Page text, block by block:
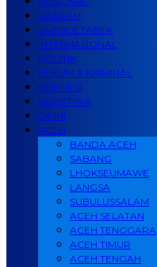
DAERAH
JABODETABEK
INTERNASIONAL
POLITIK
HUKUM & KRIMINAL
KORUPSI
PERISTIWA
OPINI
ACEH
BANDA ACEH
SABANG
LHOKSEUMAWE
LANGSA
SUBULUSSALAM
ACEH SELATAN
ACEH TENGGARA
ACEH TIMUR
ACEH TENGAH